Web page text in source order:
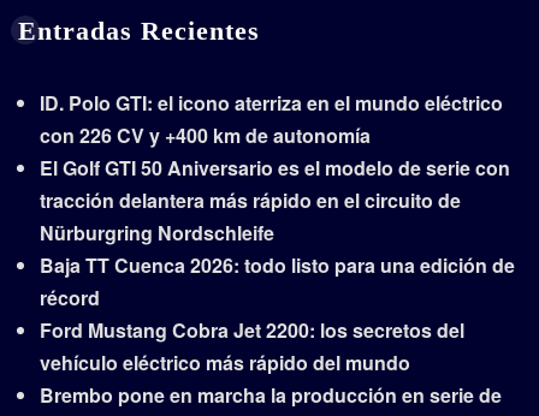
Entradas Recientes
ID. Polo GTI: el icono aterriza en el mundo eléctrico
con 226 CV y +400 km de autonomía
El Golf GTI 50 Aniversario es el modelo de serie con
tracción delantera más rápido en el circuito de
Nürburgring Nordschleife
Baja TT Cuenca 2026: todo listo para una edición de
récord
Ford Mustang Cobra Jet 2200: los secretos del
vehículo eléctrico más rápido del mundo
Brembo pone en marcha la producción en serie de